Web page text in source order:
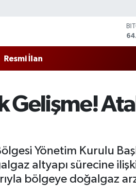
Resmi İlan
Gelişme!
Yönetim Kurulu
altyapı sürecine
bölgeye doğalgaz